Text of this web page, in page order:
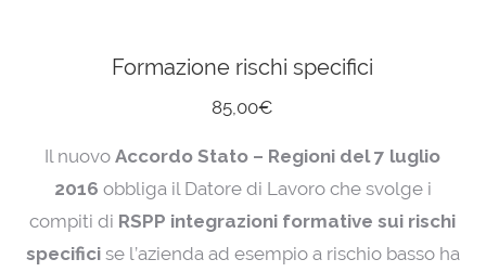
Formazione rischi specifici
85,00€
Il nuovo Accordo Stato – Regioni del 7 luglio
2016 obbliga il Datore di Lavoro che svolge i
compiti di RSPP integrazioni formative sui rischi
specificise l’azienda ad esempio a rischio basso ha